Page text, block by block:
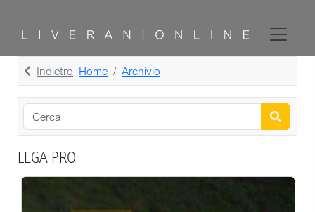
Indietro Home Archivio
LEGA PRO